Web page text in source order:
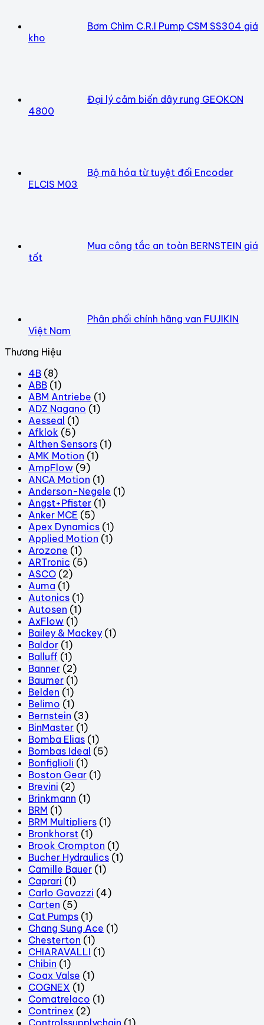
Bơm Chìm C.R.I Pump CSM SS304 giá
kho
Đại lý cảm biến dây rung GEOKON
4800
Bộ mã hóa từ tuyệt đối Encoder
ELCIS M03
Mua công tắc an toàn BERNSTEIN giá
tốt
Phân phối chính hãng van FUJIKIN
Việt Nam
Thương Hiệu
4B (8)
ABB (1)
ABM Antriebe (1)
ADZ Nagano (1)
Aesseal (1)
Afklok (5)
Althen Sensors (1)
AMK Motion (1)
AmpFlow (9)
ANCA Motion (1)
Anderson-Negele (1)
Angst+Pfister (1)
Anker MCE (5)
Apex Dynamics (1)
Applied Motion (1)
Arozone (1)
ARTronic (5)
ASCO (2)
Auma (1)
Autonics (1)
Autosen (1)
AxFlow (1)
Bailey & Mackey (1)
Baldor (1)
Balluff (1)
Banner (2)
Baumer (1)
Belden (1)
Belimo (1)
Bernstein (3)
BinMaster (1)
Bomba Elias (1)
Bombas Ideal (5)
Bonfiglioli (1)
Boston Gear (1)
Brevini (2)
Brinkmann (1)
BRM (1)
BRM Multipliers (1)
Bronkhorst (1)
Brook Crompton (1)
Bucher Hydraulics (1)
Camille Bauer (1)
Caprari (1)
Carlo Gavazzi (4)
Carten (5)
Cat Pumps (1)
Chang Sung Ace (1)
Chesterton (1)
CHIARAVALLI (1)
Chibin (1)
Coax Valse (1)
COGNEX (1)
Comatrelaco (1)
Contrinex (2)
Controlssupplychain (1)